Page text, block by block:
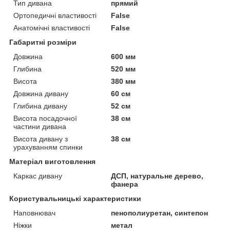
Тип дивана
прямий
Ортопедичні властивості
False
Анатомічні властивості
False
Габаритні розміри
Довжина
600 мм
Глибина
520 мм
Висота
380 мм
Довжина дивану
60 см
Глибина дивану
52 см
Висота посадочної
частини дивана
38 см
Висота дивану з
урахуванням спинки
38 см
Матеріал виготовлення
Каркас дивану
ДСП, натуральне дерево,
фанера
Користувальницькі характеристики
Наповнювач
пенополиуретан, синтепон
Ніжки
метал